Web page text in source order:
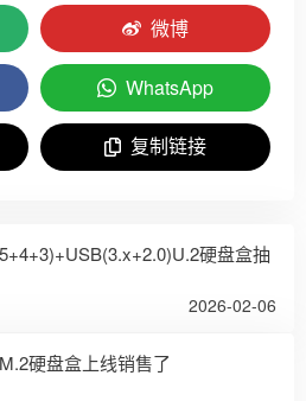
微博
WhatsApp
复制链接
硬盘盒抽
2026-02-06
硬盘盒上线销售了